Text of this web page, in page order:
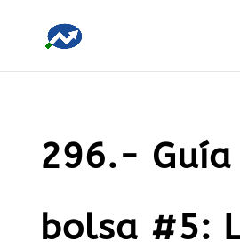
296.- Guía
bolsa #5: